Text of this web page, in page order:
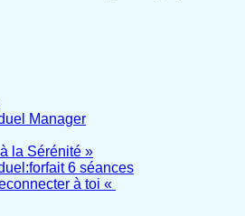
Manager
la Sérénité »
6 séances
à toi «